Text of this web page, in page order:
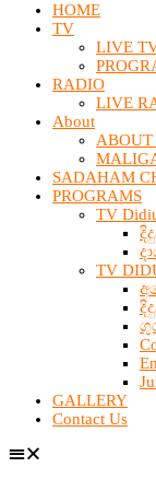
HOME
TV
LIVE
RADIO
LIVE
About
ABOUT
SADAHAM
PROGRAMS
TV
TV
GALLERY
Contact Us